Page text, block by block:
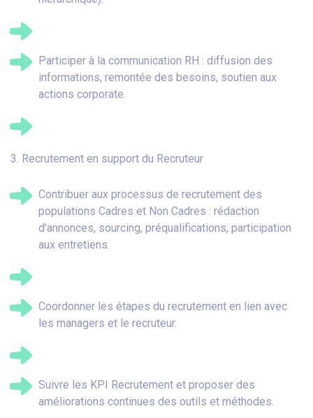
Participer à la communication RH : diffusion des
informations, remontée des besoins, soutien aux
actions corporate.
3. Recrutement en support du Recruteur
Contribuer aux processus de recrutement des
populations Cadres et Non Cadres : rédaction
d’annonces, sourcing, préqualifications, participation
aux entretiens.
Coordonner les étapes du recrutement en lien avec
les managers et le recruteur.
Suivre les KPI Recrutement et proposer des
améliorations continues des outils et méthodes.